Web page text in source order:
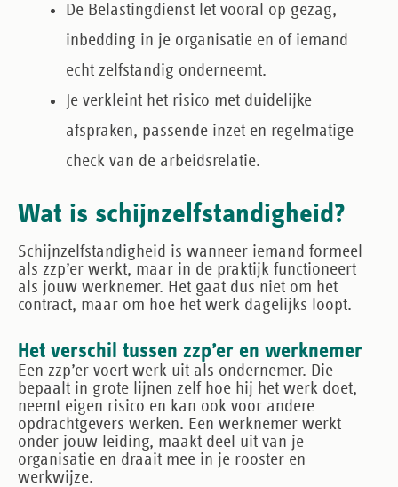
De Belastingdienst let vooral op gezag,
inbedding in je organisatie en of iemand
echt zelfstandig onderneemt.
Je verkleint het risico met duidelijke
afspraken, passende inzet en regelmatige
check van de arbeidsrelatie.
Wat is schijnzelfstandigheid?
Schijnzelfstandigheid is wanneer iemand formeel
als zzp’er werkt, maar in de praktijk functioneert
als jouw werknemer. Het gaat dus niet om het
contract, maar om hoe het werk dagelijks loopt.
Het verschil tussen zzp’er en werknemer
Een zzp’er voert werk uit als ondernemer. Die
bepaalt in grote lijnen zelf hoe hij het werk doet,
neemt eigen risico en kan ook voor andere
opdrachtgevers werken. Een werknemer werkt
onder jouw leiding, maakt deel uit van je
organisatie en draait mee in je rooster en
werkwijze.